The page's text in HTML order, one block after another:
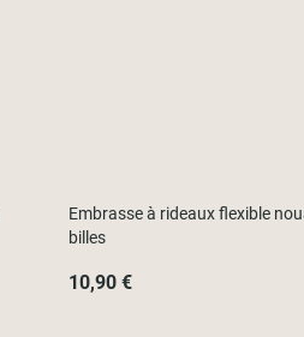
Embrasse à rideaux flexible
billes
10,90 €